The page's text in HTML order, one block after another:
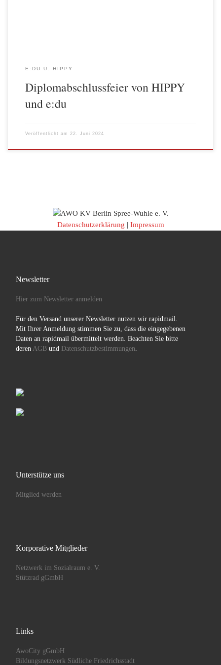
E:DU U. HIPPY
Diplomabschlussfeier von HIPPY
und e:du
Veröffentlicht am 22. Juni 2024
Datenschutzerklärung | Impressum
Newsletter
Hier zum Newsletter anmelden
Für den Versand unserer Newsletter nutzen wir rapidmail.
Mit Ihrer Anmeldung stimmen Sie zu, dass die eingegebenen
Daten an rapidmail übermittelt werden. Beachten Sie bitte
deren AGBund Datenschutzbestimmungen
Unterstütze uns
Mitglied werden
Korporative Mitglieder
Netzwerk im Sozialraum e. V.
Stützrad gGmbH
Links
AwoCity gGmbH
Bildungsnetzwerk Südliche Friedrichsstadt